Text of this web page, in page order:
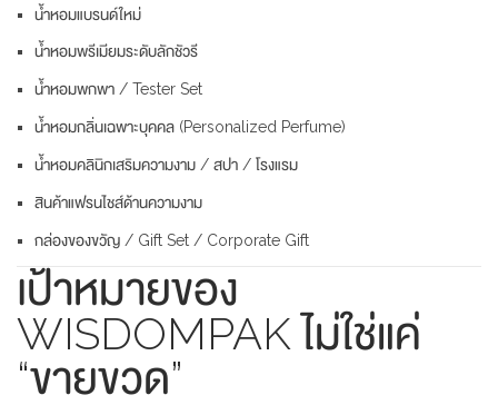
น้ำหอมแบรนด์ใหม่
น้ำหอมพรีเมียมระดับลักชัวรี
น้ำหอมพกพา / Tester Set
น้ำหอมกลิ่นเฉพาะบุคคล (Personalized Perfume)
น้ำหอมคลินิกเสริมความงาม / สปา / โรงแรม
สินค้าแฟรนไชส์ด้านความงาม
กล่องของขวัญ / Gift Set / Corporate Gift
เป้าหมายของ
WISDOMPAK ไม่ใช่แค่
“ขายขวด”